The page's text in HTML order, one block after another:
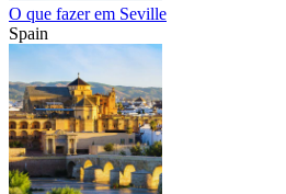
O que fazer em Seville
Spain